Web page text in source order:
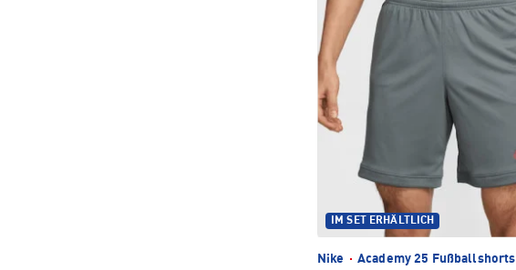
IM SET ERHÄLTLICH
Nike · Academy 25 Fußballshorts